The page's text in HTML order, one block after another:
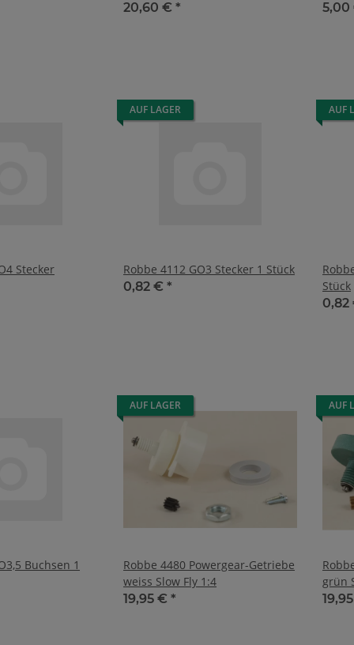
20,60 € *
Stecker
AUF LAGER
Robbe 4112 GO3 Stecker 1 Stück
0,82 € *
AUF
Stück
Buchsen 1
AUF LAGER
Robbe 4480 Powergear-Getriebe
weiss Slow Fly 1:4
19,95 € *
AUF
grün